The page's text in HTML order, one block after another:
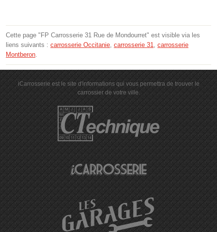
Cette page "FP Carrosserie 31 Rue de Mondourret" est visible via les
liens suivants : carrosserie Occitanie, carrosserie 31, carrosserie
Montberon.
iCarrosserie est le site d'informations qui vous permettra de trouver le
carrossier de votre ville.